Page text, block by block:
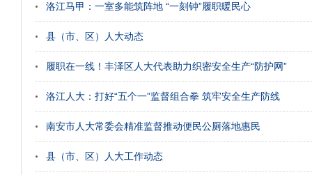
洛江马甲：一室多能筑阵地 “一刻钟”履职暖民心
县（市、区）人大动态
履职在一线！丰泽区人大代表助力织密安全生产“防护网”
洛江人大：打好“五个一”监督组合拳 筑牢安全生产防线
南安市人大常委会精准监督推动便民公厕落地惠民
县（市、区）人大工作动态